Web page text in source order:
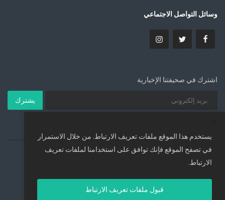
وسائل التواصل الاجتماعي
اشترك في صحيفتنا الإخبارية
يشترك
Contact
Terms & Conditions
DMCA
18 USC. 2257
يستخدم هذا الموقع ملفات تعريف الارتباط. من خلال الاستمرار
في تصفح الموقع فإنك توافق على استخدامنا لملفات تعريف
الارتباط.
قبول ملفات تعريف الارتباط